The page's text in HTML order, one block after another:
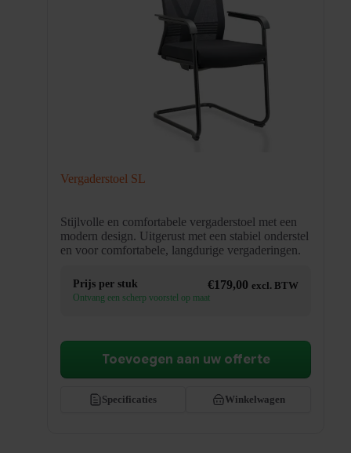
Vergaderstoel SL
Stijlvolle en comfortabele vergaderstoel met een
modern design. Uitgerust met een stabiel onderstel
en voor comfortabele, langdurige vergaderingen.
Prijs per stuk €179,00 excl. BTW
Ontvang een scherp voorstel op maat
Specificaties Winkelwagen
Toevoegen aan uw offerte